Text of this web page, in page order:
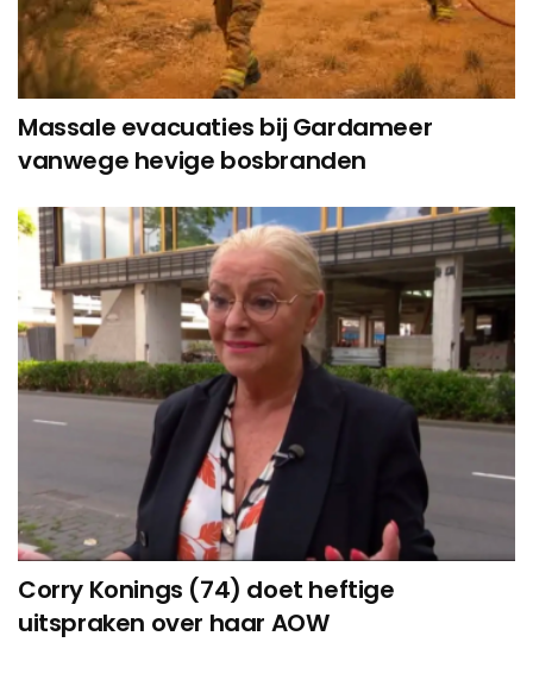
Massale evacuaties bij Gardameer
vanwege hevige bosbranden
Corry Konings (74) doet heftige
uitspraken over haar AOW